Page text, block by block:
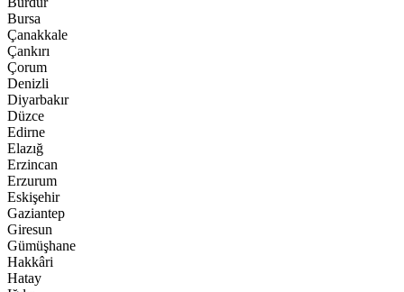
Bursa
Çanakkale
Çankırı
Çorum
Denizli
Diyarbakır
Düzce
Edirne
Elazığ
Erzincan
Erzurum
Eskişehir
Gaziantep
Giresun
Gümüşhane
Hakkâri
Hatay